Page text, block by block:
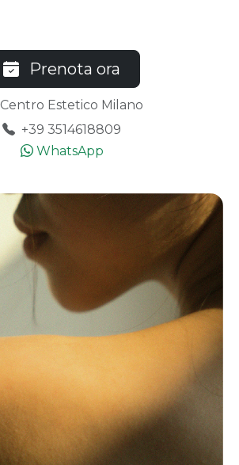
Prenota ora
Centro Estetico Milano
+39 3514618809
WhatsApp